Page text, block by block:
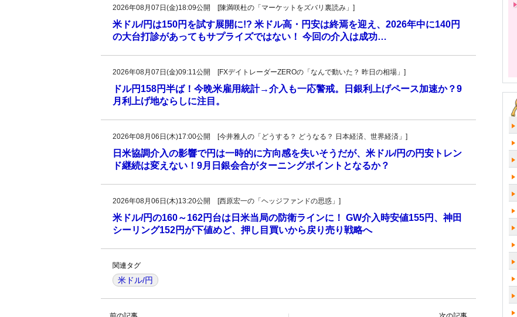
2026年08月07日(金)18:09公開 [陳満咲杜の「マーケットをズバリ裏読み」]
米ドル/円は150円を試す展開に!? 米ドル高・円安は終焉を迎え、2026年中に140円
の大台打診があってもサプライズではない！ 今回の介入は成功…
2026年08月07日(金)09:11公開 [FXデイトレーダーZEROの「なんで動いた？ 昨日の相場」]
ドル円158円半ば！今晩米雇用統計→介入も一応警戒。日銀利上げペース加速か？9
月利上げ地ならしに注目。
2026年08月06日(木)17:00公開 [今井雅人の「どうする？ どうなる？ 日本経済、世界経済」]
日米協調介入の影響で円は一時的に方向感を失いそうだが、米ドル/円の円安トレン
ド継続は変えない！9月日銀会合がターニングポイントとなるか？
2026年08月06日(木)13:20公開 [西原宏一の「ヘッジファンドの思惑」]
米ドル/円の160～162円台は日米当局の防衛ラインに！ GW介入時安値155円、神田
シーリング152円が下値めど、押し目買いから戻り売り戦略へ
関連タグ
米ドル/円